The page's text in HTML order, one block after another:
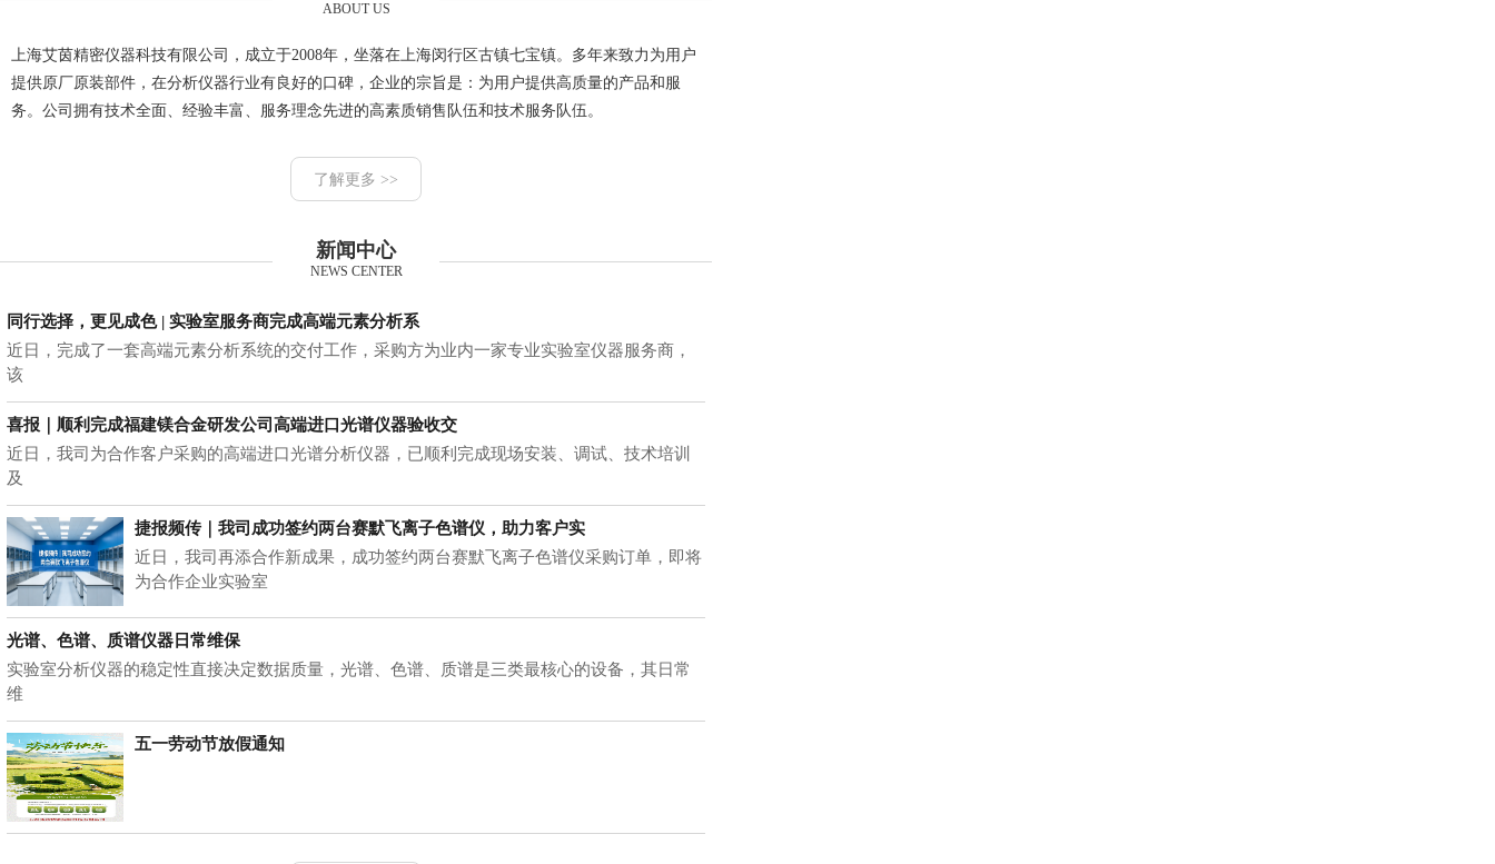
ABOUT US
上海艾茵精密仪器科技有限公司，成立于2008年，坐落在上海闵行区古镇七宝镇。多年来致力为用户
提供原厂原装部件，在分析仪器行业有良好的口碑，企业的宗旨是：为用户提供高质量的产品和服
务。公司拥有技术全面、经验丰富、服务理念先进的高素质销售队伍和技术服务队伍。
了解更多 >>
新闻中心
NEWS CENTER
同行选择，更见成色 | 实验室服务商完成高端元素分析系
近日，完成了一套高端元素分析系统的交付工作，采购方为业内一家专业实验室仪器服务商，
该
喜报｜顺利完成福建镁合金研发公司高端进口光谱仪器验收交
近日，我司为合作客户采购的高端进口光谱分析仪器，已顺利完成现场安装、调试、技术培训
及
捷报频传｜我司成功签约两台赛默飞离子色谱仪，助力客户实
近日，我司再添合作新成果，成功签约两台赛默飞离子色谱仪采购订单，即将
为合作企业实验室
光谱、色谱、质谱仪器日常维保
实验室分析仪器的稳定性直接决定数据质量，光谱、色谱、质谱是三类最核心的设备，其日常
维
五一劳动节放假通知